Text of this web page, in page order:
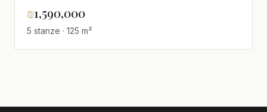
₪1,590,000
5 stanze · 125 m²